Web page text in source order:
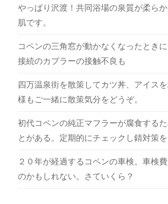
ン
やっぱり沢渡！共同浴場の泉質が柔ら
肌です。
コペンの三角窓が動かなくなったとき
接続のカプラーの接触不良も
四万温泉街を散策してカツ丼、アイス
様もご一緒に散策気分をどうぞ。
初代コペンの純正マフラーが腐食する
とがある。定期的にチェックし錆対策を
２０年が経過するコペンの車検。車検
のかもしれない。さていくら？